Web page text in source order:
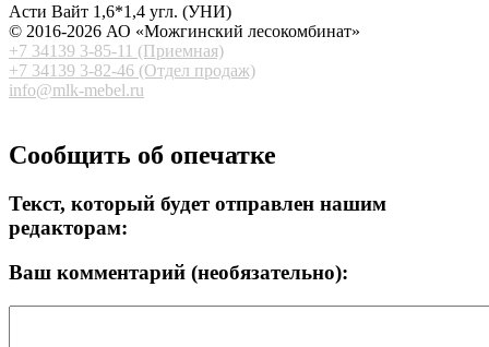
Асти Вайт 1,6*1,4 угл. (УНИ)
© 2016-2026 АО «Можгинский лесокомбинат»
+7 34139 3-85-11 (Приемная)
+7 34139 3-82-46 (Отдел продаж)
info@mlk-mebel.ru
Сообщить об опечатке
Текст, который будет отправлен нашим
редакторам:
Ваш комментарий (необязательно):